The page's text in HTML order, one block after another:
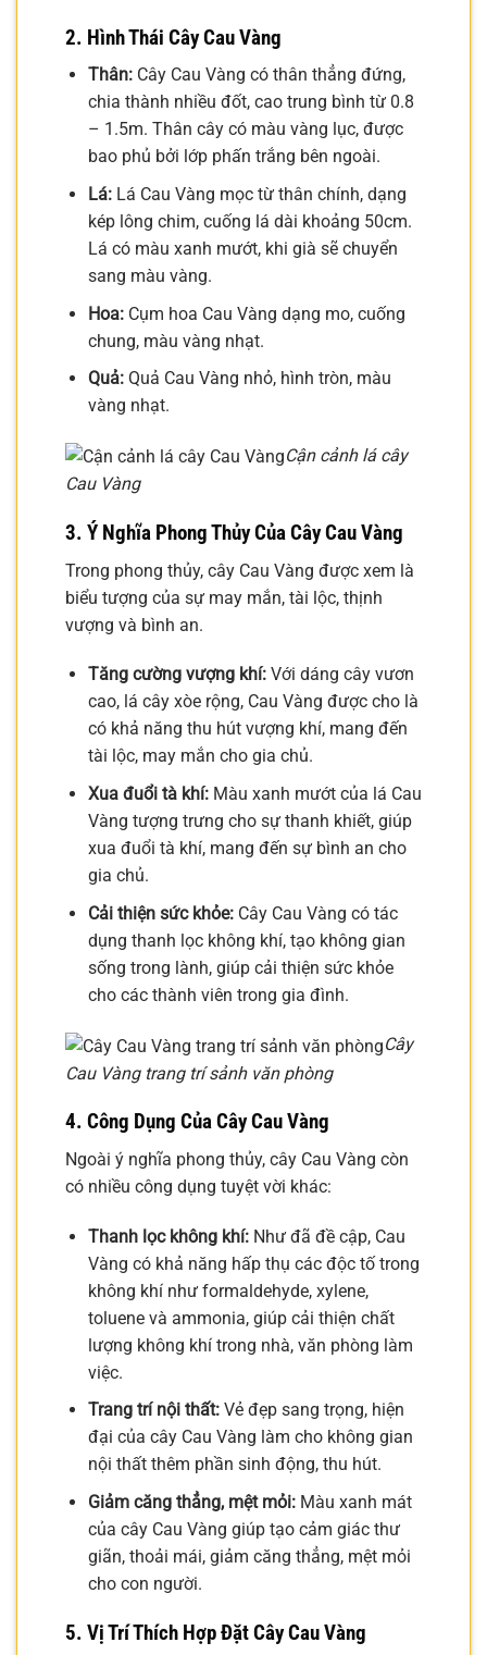
2. Hình Thái Cây Cau Vàng
Thân:Cây Cau Vàng có thân thẳng đứng,
chia thành nhiều đốt, cao trung bình từ 0.8
– 1.5m. Thân cây có màu vàng lục, được
bao phủ bởi lớp phấn trắng bên ngoài.
Lá:Lá Cau Vàng mọc từ thân chính, dạng
kép lông chim, cuống lá dài khoảng 50cm.
Lá có màu xanh mướt, khi già sẽ chuyển
sang màu vàng.
Hoa:Cụm hoa Cau Vàng dạng mo, cuống
chung, màu vàng nhạt.
Quả:Quả Cau Vàng nhỏ, hình tròn, màu
vàng nhạt.
Cận cảnh lá cây
Cau Vàng
3. Ý Nghĩa Phong Thủy Của Cây Cau Vàng
Trong phong thủy, cây Cau Vàng được xem là
biểu tượng của sự may mắn, tài lộc, thịnh
vượng và bình an.
Tăng cường vượng khí:Với dáng cây vươn
cao, lá cây xòe rộng, Cau Vàng được cho là
có khả năng thu hút vượng khí, mang đến
tài lộc, may mắn cho gia chủ.
Xua đuổi tà khí:Màu xanh mướt của lá Cau
Vàng tượng trưng cho sự thanh khiết, giúp
xua đuổi tà khí, mang đến sự bình an cho
gia chủ.
Cải thiện sức khỏe:Cây Cau Vàng có tác
dụng thanh lọc không khí, tạo không gian
sống trong lành, giúp cải thiện sức khỏe
cho các thành viên trong gia đình.
Cây
Cau Vàng trang trí sảnh văn phòng
4. Công Dụng Của Cây Cau Vàng
Ngoài ý nghĩa phong thủy, cây Cau Vàng còn
có nhiều công dụng tuyệt vời khác:
Thanh lọc không khí:Như đã đề cập, Cau
Vàng có khả năng hấp thụ các độc tố trong
không khí như formaldehyde, xylene,
toluene và ammonia, giúp cải thiện chất
lượng không khí trong nhà, văn phòng làm
việc.
Trang trí nội thất:Vẻ đẹp sang trọng, hiện
đại của cây Cau Vàng làm cho không gian
nội thất thêm phần sinh động, thu hút.
Giảm căng thẳng, mệt mỏi:Màu xanh mát
của cây Cau Vàng giúp tạo cảm giác thư
giãn, thoải mái, giảm căng thẳng, mệt mỏi
cho con người.
5. Vị Trí Thích Hợp Đặt Cây Cau Vàng